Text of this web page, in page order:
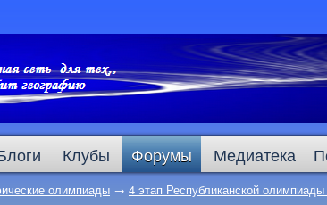
Клубы Форумы Медиатека
олимпиады → 4 этап Республиканской